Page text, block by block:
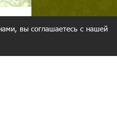
вы соглашаетесь с нашей